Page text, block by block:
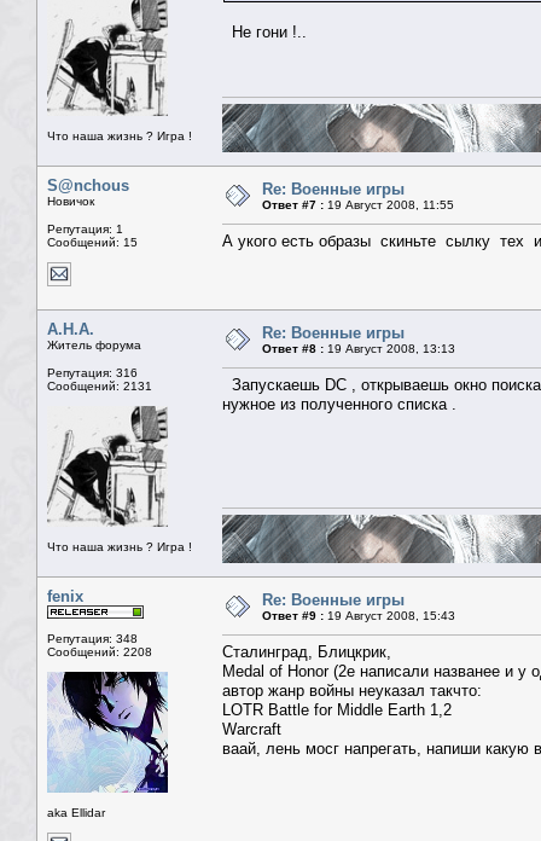
Что наша жизнь ? Игра !
Не гони !..
S@nchous
Новичок
Репутация: 1
Сообщений: 15
Re: Военные игры
Ответ #7 : 19 Август 2008, 11:55
А укого есть образы скиньте сылку тех
А.Н.А.
Житель форума
Репутация: 316
Сообщений: 2131
Что наша жизнь ? Игра !
Re: Военные игры
Ответ #8 : 19 Август 2008, 13:13
Запускаешь DC , открываешь окно
нужное из полученного списка .
fenix
Репутация: 348
Сообщений: 2208
aka Ellidar
Re: Военные игры
Ответ #9 : 19 Август 2008, 15:43
Сталинград, Блицкрик,
Medal of Honor (2е написали названее и
автор жанр войны неуказал такчто:
LOTR Battle for Middle Earth 1,2
Warcraft
ваай, лень мосг напрегать, напиши какую